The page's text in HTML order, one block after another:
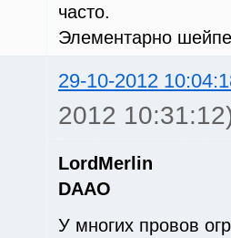
часто.
Элементарно
29-10-2012
2012
LordMerlin
DAAO
У многих провов